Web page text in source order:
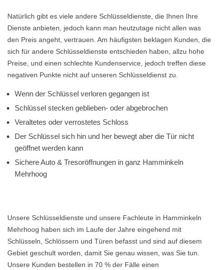
Natürlich gibt es viele andere Schlüsseldienste, die Ihnen Ihre
Dienste anbieten, jedoch kann man heutzutage nicht allen was
den Preis angeht, vertrauen. Am häufigsten beklagen Kunden, die
sich für andere Schlüsseldienste entschieden haben, allzu hohe
Preise, und einen schlechte Kundenservice, jedoch treffen diese
negativen Punkte nicht auf unseren Schlüsseldienst zu.
Wenn der Schlüssel verloren gegangen ist
Schlüssel stecken geblieben- oder abgebrochen
Veraltetes oder verrostetes Schloss
Der Schlüssel sich hin und her bewegt aber die Tür nicht
geöffnet werden kann
Sichere Auto & Tresoröffnungen in ganz Hamminkeln
Mehrhoog
Unsere Schlüsseldienste und unsere Fachleute in Hamminkeln
Mehrhoog haben sich im Laufe der Jahre eingehend mit
Schlüsseln, Schlössern und Türen befasst und sind auf diesem
Gebiet geschult worden, damit Sie genau wissen, was Sie tun.
Unsere Kunden bestellen in 70 % der Fälle einen